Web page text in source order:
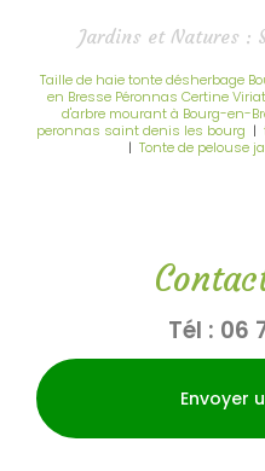
Jardins et Natures :
Taille de haie tonte désherbage
en Bresse Péronnas Certine
d'arbre mourant à Bourg-en-
peronnas saint denis les bourg |
| Tonte de pelouse
Tél : 06
Envoyer